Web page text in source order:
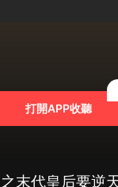
打開APP收聽